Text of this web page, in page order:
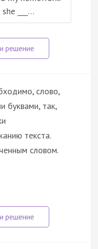
___…
слово,
буквами, так,
текста.
словом.